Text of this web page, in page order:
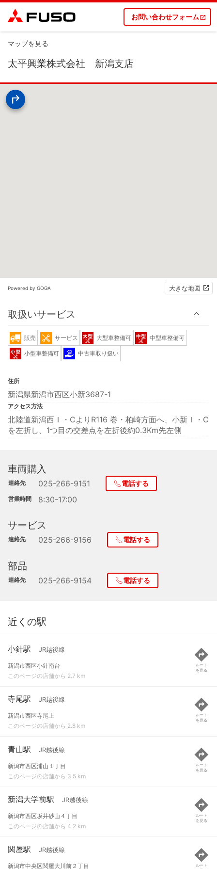
お問い合わせフォーム
マップを見る
太平興業株式会社 新潟支店
Powered by GOGA 大きな地図
取扱いサービス
販売 サービス 大型車整備可 中型車整備可
小型車整備可 中古車取り扱い
住所
新潟県新潟市西区小新3687-1
アクセス方法
北陸道新潟西Ｉ・CよりR116 巻・柏崎方面へ、小新Ｉ・C
を左折し、1つ目の交差点を左折後約0.3Km先左側
車両購入
連絡先 025-266-9151 電話する
営業時間 8:30-17:00
サービス
連絡先 025-266-9156 電話する
部品
連絡先 025-266-9154 電話する
近くの駅
小針駅 JR越後線
新潟市西区小針南台
このページの店舗から 2.7 km
ルート
を見る
寺尾駅 JR越後線
新潟市西区寺尾上
このページの店舗から 2.8 km
ルート
を見る
青山駅 JR越後線
新潟市西区浦山１丁目
このページの店舗から 3.5 km
ルート
を見る
新潟大学前駅 JR越後線
新潟市西区坂井砂山４丁目
このページの店舗から 4.2 km
ルート
を見る
関屋駅 JR越後線
新潟市中央区関屋大川前２丁目
ルート